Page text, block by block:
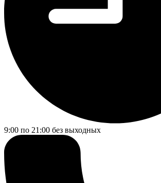
9:00 по 21:00 без выходных